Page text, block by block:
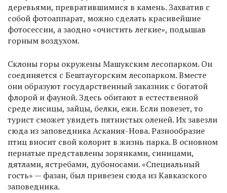
деревьями, превратившимися в камень. Захватив с
собой фотоаппарат, можно сделать красивейшие
фотосессии, а заодно «очистить легкие», подышав
горным воздухом.
Склоны горы окружены Машукским лесопарком. Он
соединяется с Бештаугорским лесопарком. Вместе
они образуют государственный заказник с богатой
флорой и фауной. Здесь обитают в естественной
среде лисицы, зайцы, белки, ежи. Если повезет, то
турист сможет увидеть пятнистых оленей. Их завезли
сюда из заповедника Аскания-Нова. Разнообразие
птиц вносит свой колорит в жизнь парка. В основном
пернатые представлены зорянками, синицами,
дятлами, ястребами, дубоносами. «Специальный
гость» — фазан, был привезен сюда из Кавказского
заповедника.